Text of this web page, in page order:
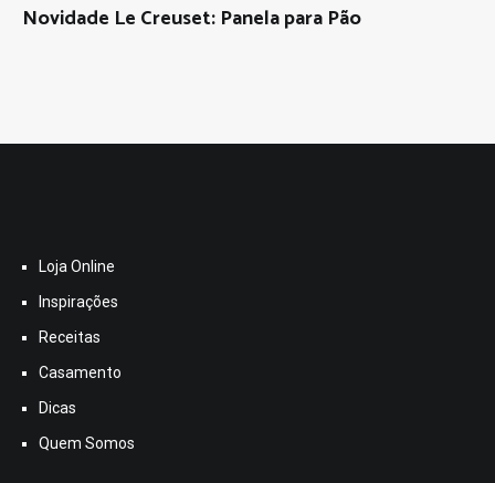
Novidade Le Creuset: Panela para Pão
Loja Online
Inspirações
Receitas
Casamento
Dicas
Quem Somos